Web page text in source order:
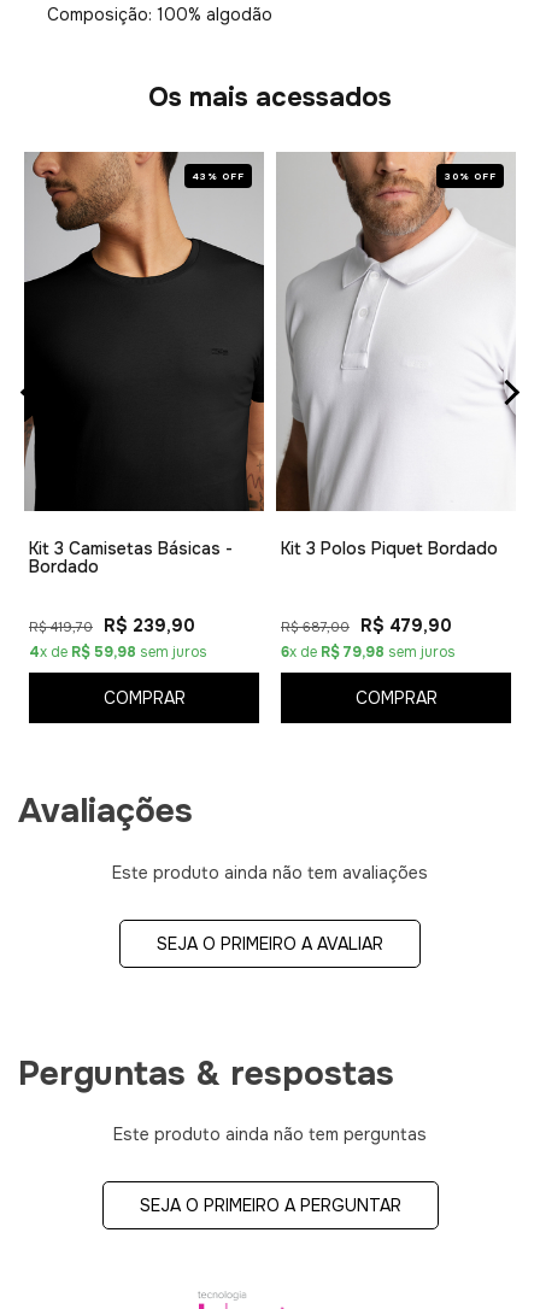
Composição: 100% algodão
Os mais acessados
43% OFF
Kit 3 Camisetas Básicas -
Bordado
R$ 419,70 R$ 239,90
4x de R$ 59,98 sem juros
COMPRAR
30% OFF
Kit 3 Polos Piquet Bordado
R$ 687,00 R$ 479,90
6x de R$ 79,98 sem juros
COMPRAR
Avaliações
Este produto ainda não tem avaliações
SEJA O PRIMEIRO A AVALIAR
Perguntas & respostas
Este produto ainda não tem perguntas
SEJA O PRIMEIRO A PERGUNTAR